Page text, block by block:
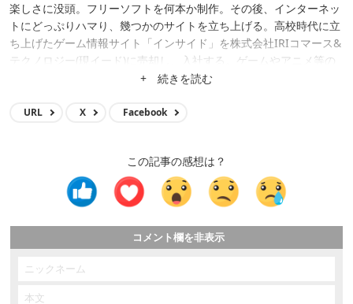
楽しさに没頭。フリーソフトを何本か制作。その後、インターネッ
トにどっぷりハマり、幾つかのサイトを立ち上げる。高校時代に立
ち上げたゲーム情報サイト「インサイド」を株式会社IRIコマース&
テクノロジー(現イード)に売却し、入社する。ゲームやアニメ等の
メディア運営、クロスワードアプリ開発、サイト立ち上げ、サイト
+ 続きを読む
URL X Facebook
この記事の感想は？
コメント欄を非表示